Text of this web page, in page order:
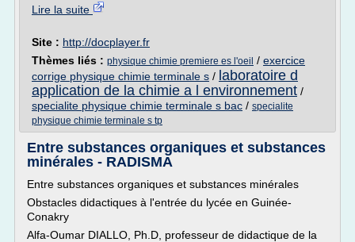
Lire la suite
Site : http://docplayer.fr
Thèmes liés : physique chimie premiere es l'oeil / exercice
corrige physique chimie terminale s / laboratoire d
application de la chimie a l environnement /
specialite physique chimie terminale s bac / specialite
physique chimie terminale s tp
Entre substances organiques et substances
minérales - RADISMA
Entre substances organiques et substances minérales
Obstacles didactiques à l'entrée du lycée en Guinée-
Conakry
Alfa-Oumar DIALLO, Ph.D, professeur de didactique de la